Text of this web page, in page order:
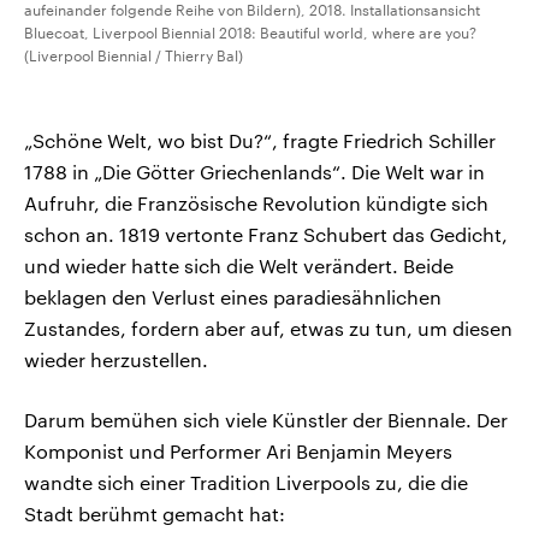
aufeinander folgende Reihe von Bildern), 2018. Installationsansicht
Bluecoat, Liverpool Biennial 2018: Beautiful world, where are you?
(Liverpool Biennial / Thierry Bal)
„Schöne Welt, wo bist Du?“, fragte Friedrich Schiller
1788 in „Die Götter Griechenlands“. Die Welt war in
Aufruhr, die Französische Revolution kündigte sich
schon an. 1819 vertonte Franz Schubert das Gedicht,
und wieder hatte sich die Welt verändert. Beide
beklagen den Verlust eines paradiesähnlichen
Zustandes, fordern aber auf, etwas zu tun, um diesen
wieder herzustellen.
Darum bemühen sich viele Künstler der Biennale. Der
Komponist und Performer Ari Benjamin Meyers
wandte sich einer Tradition Liverpools zu, die die
Stadt berühmt gemacht hat: